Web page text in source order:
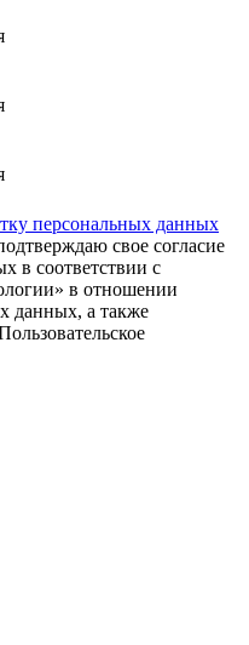
персональных данных
свое согласие
в соответствии с
в отношении
данных, а также